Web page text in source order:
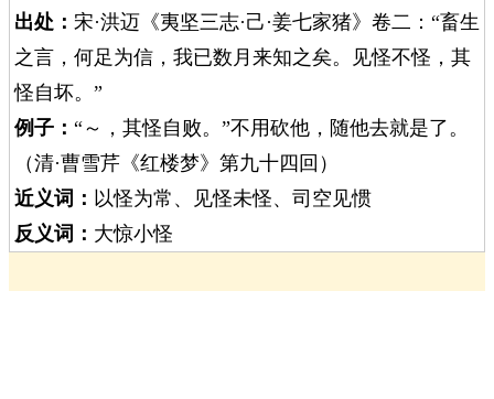
出处： 宋·洪迈《夷坚三志·己·姜七家猪》卷二：“畜生
之言，何足为信，我已数月来知之矣。见怪不怪，其
怪自坏。”
例子： “～，其怪自败。”不用砍他，随他去就是了。
（清·曹雪芹《红楼梦》第九十四回）
近义词： 以怪为常、见怪未怪、司空见惯
反义词： 大惊小怪